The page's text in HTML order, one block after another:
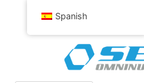
Spanish